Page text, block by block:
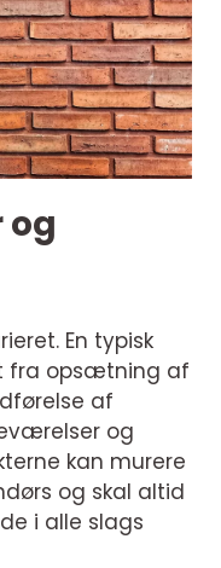
og
En typisk
fra opsætning af
af
og
kan murere
og skal altid
i alle slags